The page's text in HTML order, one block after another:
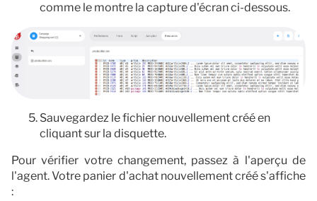
comme le montre la capture d'écran ci-dessous.
Sauvegardez le fichier nouvellement créé en
cliquant sur la disquette.
Pour vérifier votre changement, passez à l'aperçu de
l'agent. Votre panier d'achat nouvellement créé s'affiche
: